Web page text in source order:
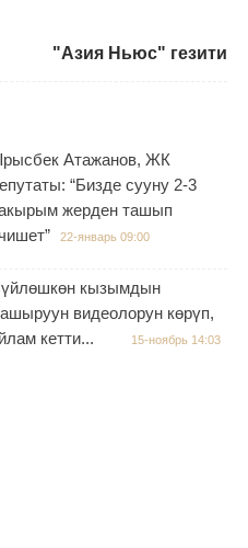
"Азия Ньюс" гезити
Атажанов, ЖК
“Бизде сууну 2-3
жерден ташып
22-январь 09:00
кызымдын
видеолорун көрүп,
кетти...
15-ноябрь 14:03